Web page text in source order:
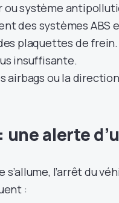
ou système
des systèmes ABS
plaquettes de frein.
insuffisante.
airbags ou la
une alerte
s’allume, l’arrêt du
: